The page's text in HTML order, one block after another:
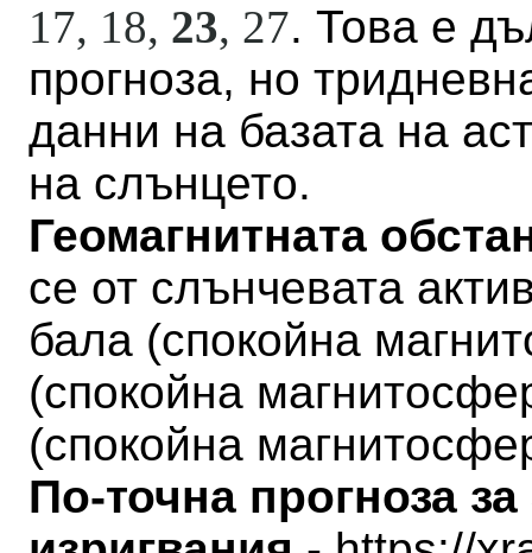
17, 18, 23, 27. Това е
прогноза, но
данни на базата на
на слънцето.
Геомагнитната
се от слънчевата
бала (спокойна
(спокойна
(спокойна
По-точна прогноза